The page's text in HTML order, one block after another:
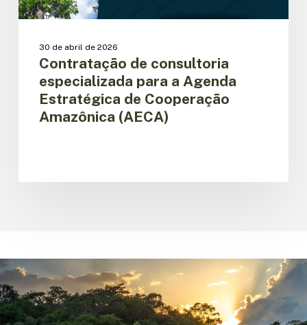
(AECA)
30 de abril de 2026
Contratação de consultoria
especializada para a Agenda
Estratégica de Cooperação
Amazônica (AECA)